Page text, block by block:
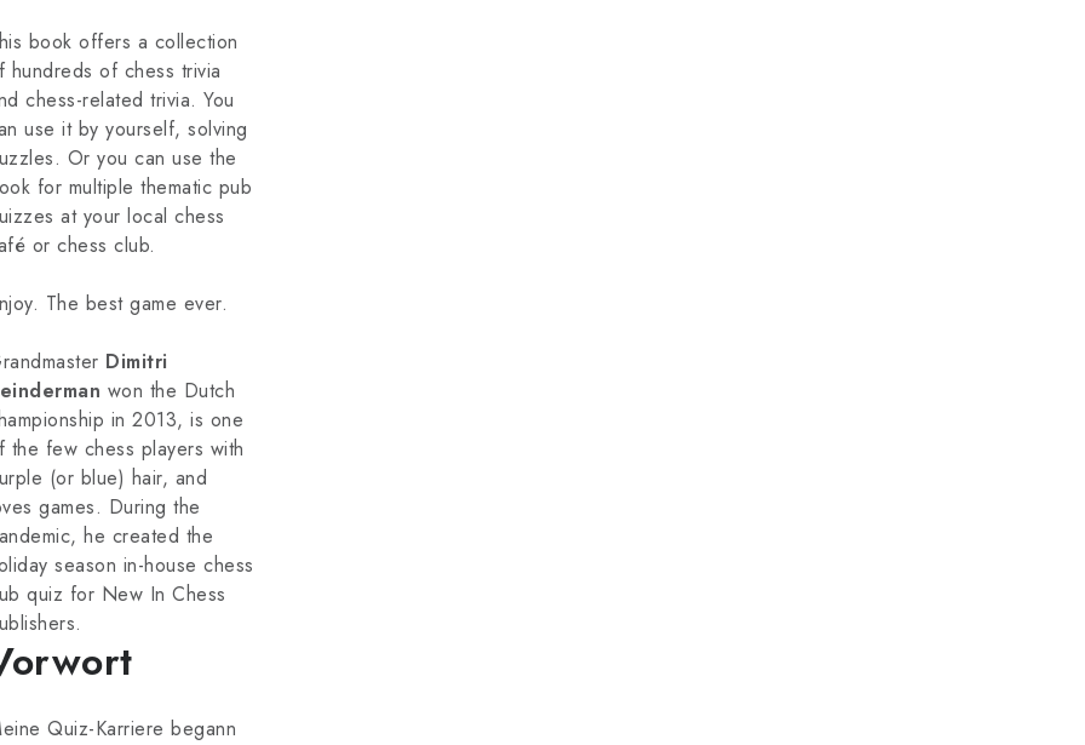
book offers a collection
hundreds of chess trivia
chess-related trivia. You
use it by yourself, solving
Or you can use the
for multiple thematic pub
at your local chess
or chess club.
The best game ever.
Dimitri
won the Dutch
in 2013, is one
the few chess players with
(or blue) hair, and
games. During the
he created the
season in-house chess
quiz for New In Chess
Quiz-Karriere begann